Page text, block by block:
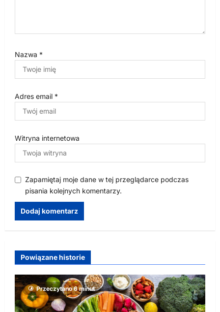
Nazwa *
Adres email *
Witryna internetowa
Zapamiętaj moje dane w tej przeglądarce podczas
pisania kolejnych komentarzy.
Powiązane historie
Przeczytano 6 minut